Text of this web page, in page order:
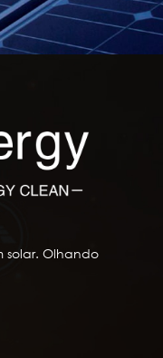
solar. Olhando